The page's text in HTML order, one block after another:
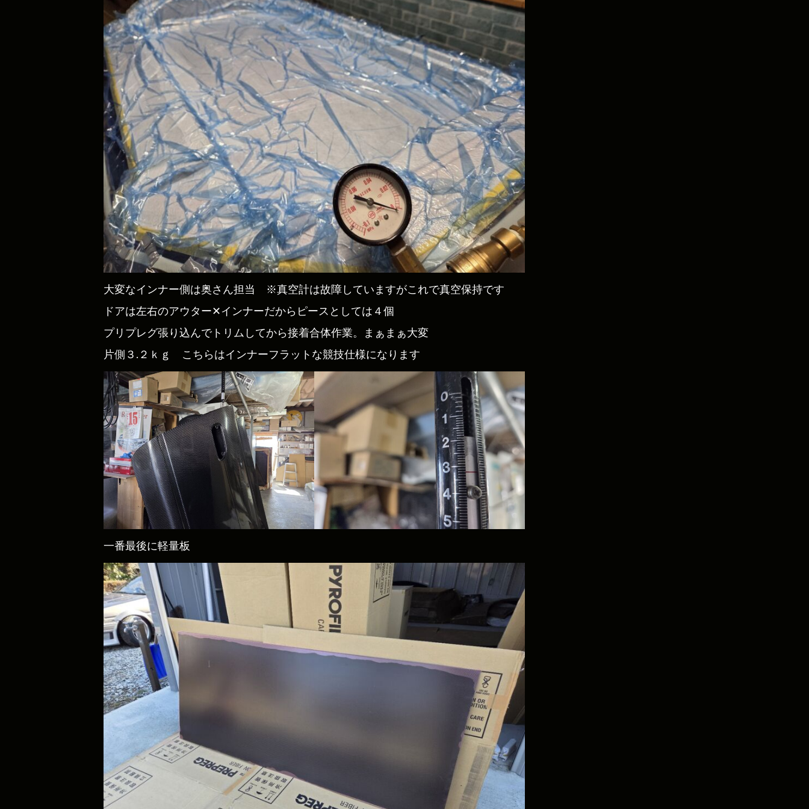
大変なインナー側は奥さん担当 ※真空計は故障していますがこれで真空保持です
ドアは左右のアウター✕インナーだからピースとしては４個
プリプレグ張り込んでトリムしてから接着合体作業。まぁまぁ大変
片側３.２ｋｇ こちらはインナーフラットな競技仕様になります
一番最後に軽量板